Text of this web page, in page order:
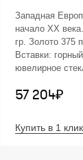
Западная
начало XX
гр. Золото 375
Вставки:
ювелирное
Размеры: 6,8 х
(реставрация).
57 204₽
Купить в 1 клик